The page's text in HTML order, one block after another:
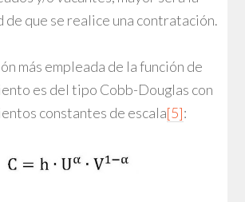
que se realice una contratación.
más empleada de la función de
es del tipo Cobb-Douglas con
constantes de escala[5]: